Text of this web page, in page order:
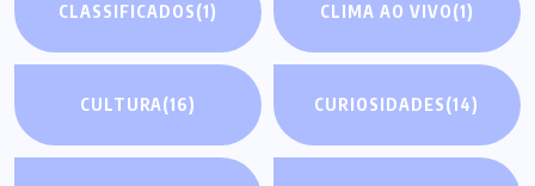
CLASSIFICADOS(1) CLIMA AO VIVO(1)
CULTURA(16) CURIOSIDADES(14)